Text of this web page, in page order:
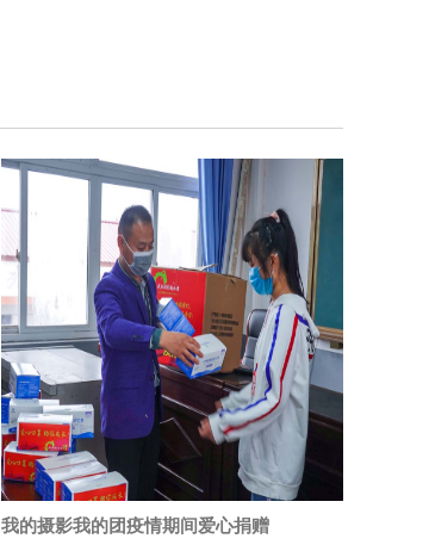
我的摄影我的团疫情期间爱心捐赠